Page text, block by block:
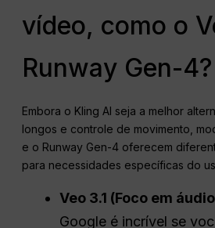
vídeo, como o
Runway Gen-4?
Embora o Kling AI seja a melhor
longos e controle de movimento,
e o Runway Gen-4 oferecem
para necessidades específicas do
Veo 3.1 (Foco em
Google é incrível se